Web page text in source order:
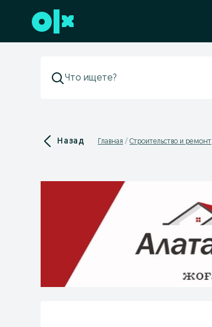
Перейти к нижнему колонтитулу
Назад Главная Строительство и ремонт